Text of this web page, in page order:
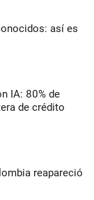
así es
IA: 80% de
de crédito
reapareció